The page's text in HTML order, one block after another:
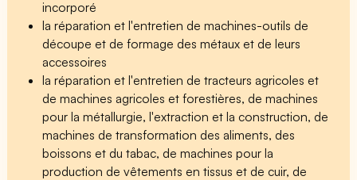
incorporé
la réparation et l'entretien de machines-outils de
découpe et de formage des métaux et de leurs
accessoires
la réparation et l'entretien de tracteurs agricoles et
de machines agricoles et forestières, de machines
pour la métallurgie, l'extraction et la construction, de
machines de transformation des aliments, des
boissons et du tabac, de machines pour la
production de vêtements en tissus et de cuir, de